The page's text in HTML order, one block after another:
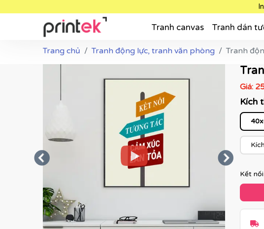
Tranh canvas Tranh dán
Trang chủ Tranh động lực, tranh văn phòng Tranh
Giá:
Kích
Kết